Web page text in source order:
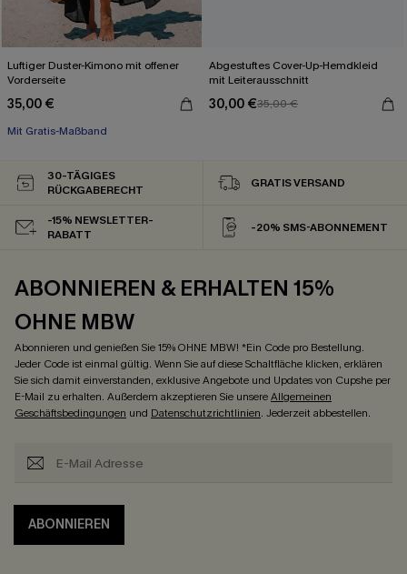
Luftiger Duster-Kimono mit offener
Vorderseite
35,00 €
Mit Gratis-Maßband
Mit Gratis-Maßband
Abgestuftes Cover-Up-Hemdkleid
mit Leiterausschnitt
30,00 €35,00 €
30-TÄGIGES
RÜCKGABERECHT
GRATIS VERSAND
-15% NEWSLETTER-
RABATT
-20% SMS-ABONNEMENT
ABONNIEREN & ERHALTEN 15%
OHNE MBW
Abonnieren und genießen Sie 15% OHNE MBW! *Ein Code pro Bestellung.
Jeder Code ist einmal gültig. Wenn Sie auf diese Schaltfläche klicken, erklären
Sie sich damit einverstanden, exklusive Angebote und Updates von Cupshe per
E-Mail zu erhalten. Außerdem akzeptieren Sie unsereAllgemeinen
Geschäftsbedingungen und Datenschutzrichtlinien. Jederzeit abbestellen.
ABONNIEREN